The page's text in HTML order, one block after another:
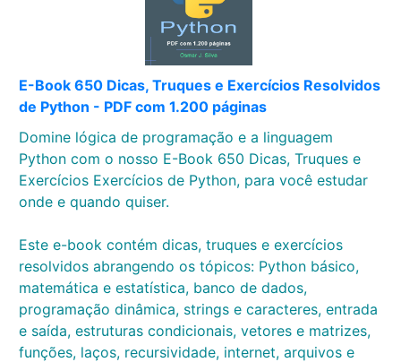
E-Book 650 Dicas, Truques e Exercícios Resolvidos
de Python - PDF com 1.200 páginas
Domine lógica de programação e a linguagem
Python com o nosso E-Book 650 Dicas, Truques e
Exercícios Exercícios de Python, para você estudar
onde e quando quiser.
Este e-book contém dicas, truques e exercícios
resolvidos abrangendo os tópicos: Python básico,
matemática e estatística, banco de dados,
programação dinâmica, strings e caracteres, entrada
e saída, estruturas condicionais, vetores e matrizes,
funções, laços, recursividade, internet, arquivos e